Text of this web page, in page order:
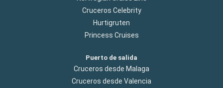
Cruceros Celebrity
Hurtigruten
Princess Cruises
Puerto de salida
Cruceros desde Malaga
Cruceros desde Valencia